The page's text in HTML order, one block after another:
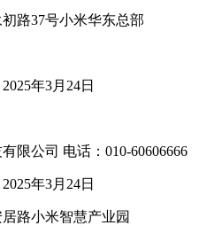
路37号小米华东总部
年3月24日
限公司 电话：010-60606666
年3月24日
路小米智慧产业园